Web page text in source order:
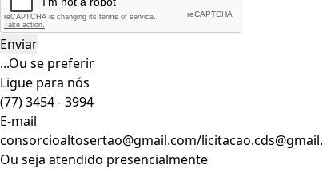
...Ou se preferir
Ligue para nós
(77) 3454 - 3994
E-mail
consorcioaltosertao@gmail.com/licitacao.cds@gmail.
Ou seja atendido presencialmente